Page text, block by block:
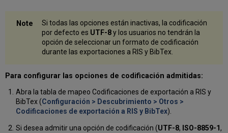
Si todas las opciones están inactivas, la codificación
por defecto es UTF-8y los usuarios no tendrán la
opción de seleccionar un formato de codificación
durante las exportaciones a RIS y BibTex.
Para configurar las opciones de codificación admitidas:
Abra la tabla de mapeo Codificaciones de exportación a RIS y
BibTex (Configuración > Descubrimiento > Otros >
Codificaciones de exportación a RIS y BibTex).
Si desea admitir una opción de codificación (UTF-8, ISO-8859-1,